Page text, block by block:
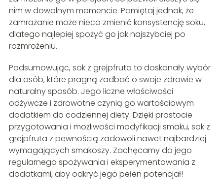
nim w dowolnym momencie. Pamiętaj jednak, że
zamrażanie może nieco zmienić konsystencję soku,
dlatego najlepiej spożyć go jak najszybciej po
rozmrożeniu.
Podsumowując, sok z grejpfruta to doskonały wybór
dla osób, które pragną zadbać o swoje zdrowie w
naturalny sposób. Jego liczne właściwości
odżywcze i zdrowotne czynią go wartościowym
dodatkiem do codziennej diety. Dzięki prostocie
przygotowania i możliwości modyfikacji smaku, sok z
grejpfruta z pewnością zadowoli nawet najbardziej
wymagających smakoszy. Zachęcamy do jego
regularnego spożywania i eksperymentowania z
dodatkami, aby odkryć jego pełen potencjał!